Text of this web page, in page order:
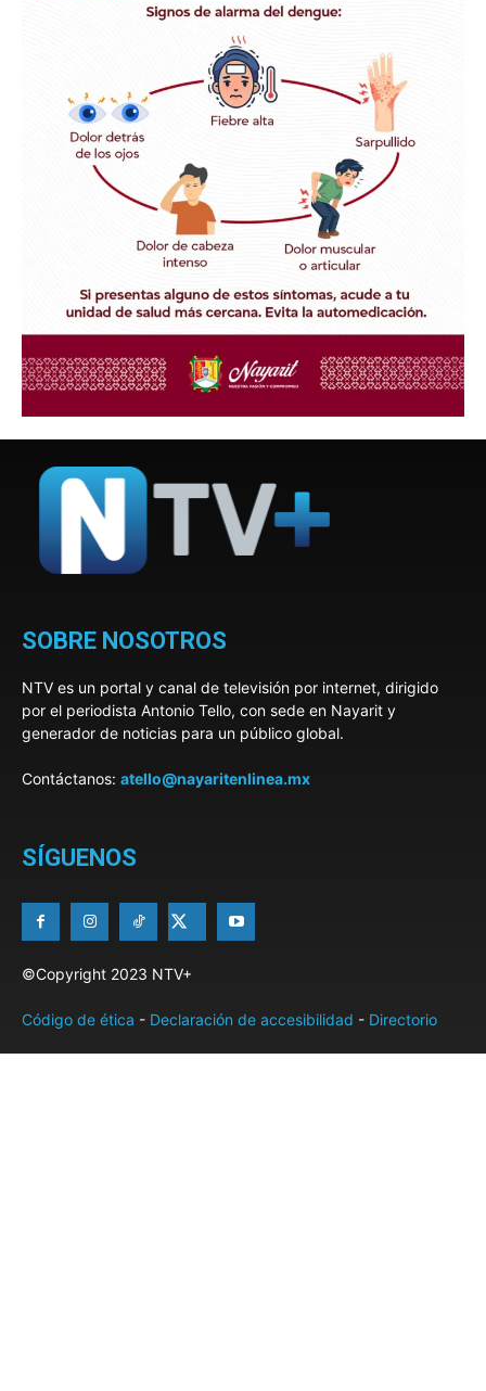
SOBRE NOSOTROS
NTV es un portal y canal de televisión por internet, dirigido
por el periodista Antonio Tello, con sede en Nayarit y
generador de noticias para un público global.
Contáctanos: atello@nayaritenlinea.mx
SÍGUENOS
©Copyright 2023 NTV+
Código de ética - Declaración de accesibilidad - Directorio